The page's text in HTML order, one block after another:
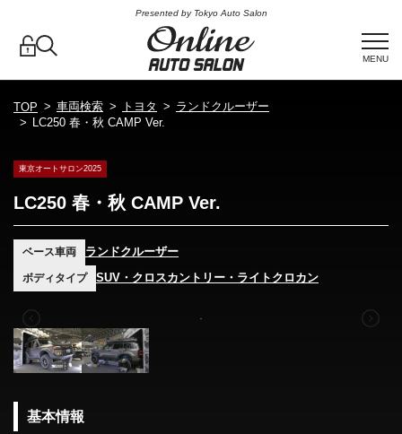
Presented by Tokyo Auto Salon
MENU
TOP 車両検索 トヨタ
ランドクルーザー
LC250 春・秋 CAMP Ver.
東京オートサロン2025
LC250 春・秋 CAMP Ver.
ベース車両 ランドクルーザー
ボディタイプ SUV・クロスカントリー・ライトクロカン
基本情報